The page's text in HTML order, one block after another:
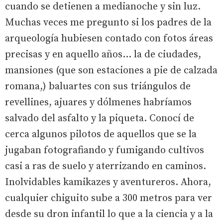
cuando se detienen a medianoche y sin luz.
Muchas veces me pregunto si los padres de la
arqueología hubiesen contado con fotos áreas
precisas y en aquello años… la de ciudades,
mansiones (que son estaciones a pie de calzada
romana,) baluartes con sus triángulos de
revellines, ajuares y dólmenes habríamos
salvado del asfalto y la piqueta. Conocí de
cerca algunos pilotos de aquellos que se la
jugaban fotografiando y fumigando cultivos
casi a ras de suelo y aterrizando en caminos.
Inolvidables kamikazes y aventureros. Ahora,
cualquier chiguito sube a 300 metros para ver
desde su dron infantil lo que a la ciencia y a la